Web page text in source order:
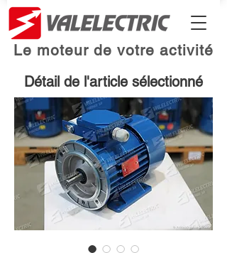
Le moteur de votre activité
Détail de l'article sélectionné